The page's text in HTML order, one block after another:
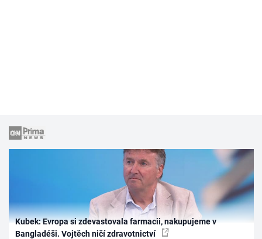
Kubek: Evropa si zdevastovala farmacii, nakupujeme v
Bangladéši. Vojtěch ničí zdravotnictví